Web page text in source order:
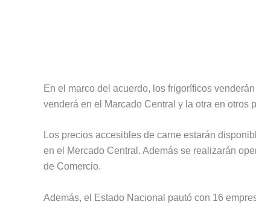
En el marco del acuerdo, los frigoríficos
venderá en el Marcado Central y la otra en otros
Los precios accesibles de carne estarán
en el Mercado Central. Además se realizarán
de Comercio.
Además, el Estado Nacional pautó con 16